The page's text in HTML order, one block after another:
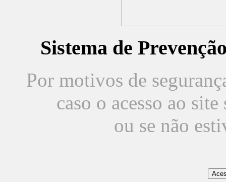
Sistema de
Por motivos de
caso o acesso ao
ou se não